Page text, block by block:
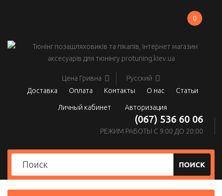
Цена Гривна
Русский
Доставка
Оплата Контакты О нас Статьи
Личный кабинет Авторизация
0
(067) 536 60 06
РЕЖИМ РАБОТЫ С 9:00 ДО 20:00
ПОИСК